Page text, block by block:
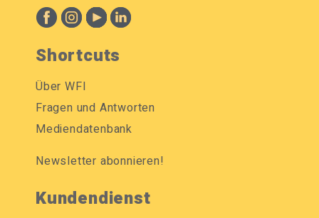
Shortcuts
Über WFI
Fragen und Antworten
Mediendatenbank
Newsletter abonnieren!
Kundendienst